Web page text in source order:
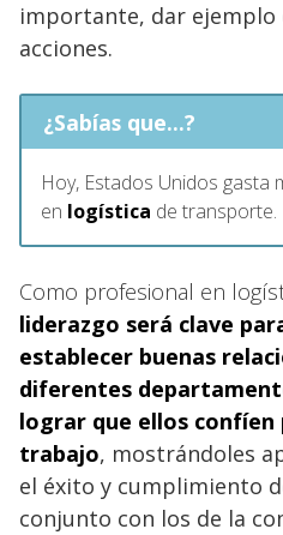
importante, dar ejemplo
acciones.
¿Sabías que...?
Hoy, Estados Unidos gasta
en logística de transporte.
Como profesional en
liderazgo será clave
establecer buenas
diferentes
lograr que ellos
trabajo, mostrándoles
el éxito y cumplimiento
conjunto con los de la